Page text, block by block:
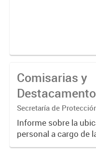
Comisarias y
Secretaría de
Informe sobre la
personal a cargo de
y Destacamentos